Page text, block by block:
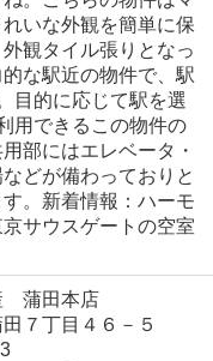
いな外観を簡単に保
観タイル張りとなっ
な駅近の物件で、駅
目的に応じて駅を選
用できるこの物件の
部にはエレベータ・
どが備わっておりと
。新着情報：ハーモ
サウスゲートの空室
蒲田本店
７丁目４６－５